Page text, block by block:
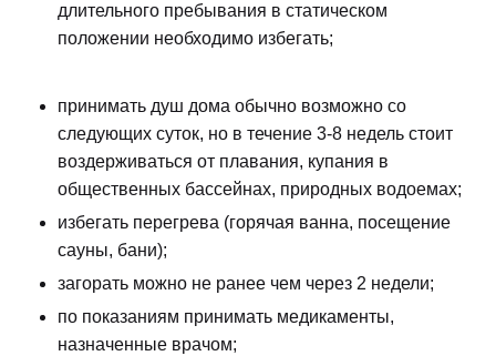
длительного пребывания в статическом
положении необходимо избегать;
принимать душ дома обычно возможно со
следующих суток, но в течение 3-8 недель стоит
воздерживаться от плавания, купания в
общественных бассейнах, природных водоемах;
избегать перегрева (горячая ванна, посещение
сауны, бани);
загорать можно не ранее чем через 2 недели;
по показаниям принимать медикаменты,
назначенные врачом;